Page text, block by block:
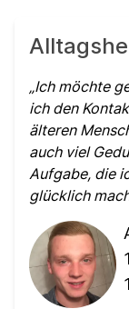
Ich möchte
ich den
älteren
auch viel
Aufgabe, die
glücklich